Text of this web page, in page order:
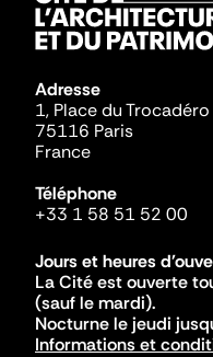
Adresse
1, Place du
75116 Paris
France
Téléphone
+33 1 58 51 52 00
Jours et heures
La Cité est ouverte
(sauf le mardi).
Nocturne le jeudi
Informations et